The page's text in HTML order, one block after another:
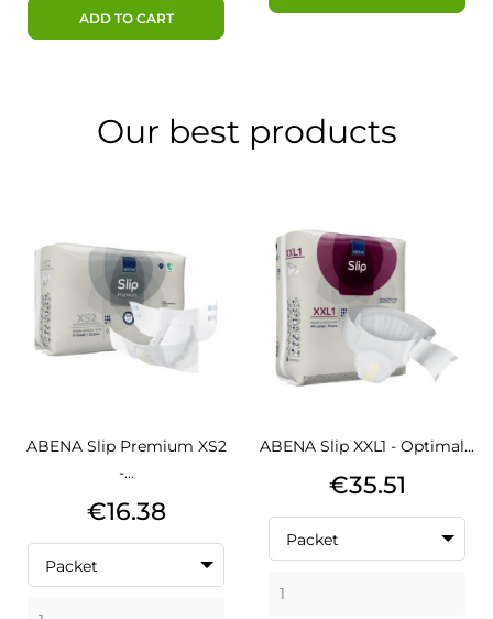
ADD TO CART
Our best products
ABENA Slip Premium XS2
-...
Price
€16.38
Packet
ABENA Slip XXL1 - Optimal...
Price
€35.51
Packet